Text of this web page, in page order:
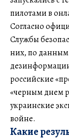
пилотами в
Согласно
Службы
них, по данным
российские
«черным днем
украинские
войне.
Какие